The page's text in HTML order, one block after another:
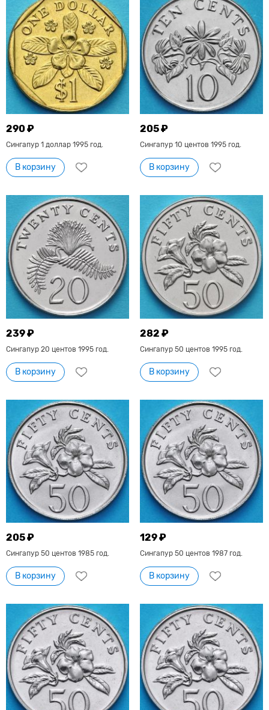
290 ₽
Сингапур 1 доллар 1995 год.
В корзину
205 ₽
Сингапур 10 центов 1995 год.
В корзину
239 ₽
Сингапур 20 центов 1995 год.
В корзину
282 ₽
Сингапур 50 центов 1995 год.
В корзину
205 ₽
Сингапур 50 центов 1985 год.
В корзину
129 ₽
Сингапур 50 центов 1987 год.
В корзину